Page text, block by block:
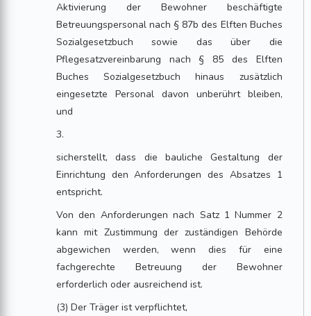
Aktivierung der Bewohner beschäftigte
Betreuungspersonal nach § 87b des Elften Buches
Sozialgesetzbuch sowie das über die
Pflegesatzvereinbarung nach § 85 des Elften
Buches Sozialgesetzbuch hinaus zusätzlich
eingesetzte Personal davon unberührt bleiben,
und
3.
sicherstellt, dass die bauliche Gestaltung der
Einrichtung den Anforderungen des Absatzes 1
entspricht.
Von den Anforderungen nach Satz 1 Nummer 2
kann mit Zustimmung der zuständigen Behörde
abgewichen werden, wenn dies für eine
fachgerechte Betreuung der Bewohner
erforderlich oder ausreichend ist.
(3) Der Träger ist verpflichtet,